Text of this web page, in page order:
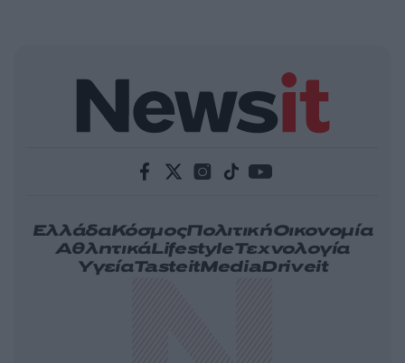
ΕλλάδαΚόσμοςΠολιτικήΟικονομία
ΑθλητικάLifestyleΤεχνολογία
ΥγείαTasteitMediaDriveit